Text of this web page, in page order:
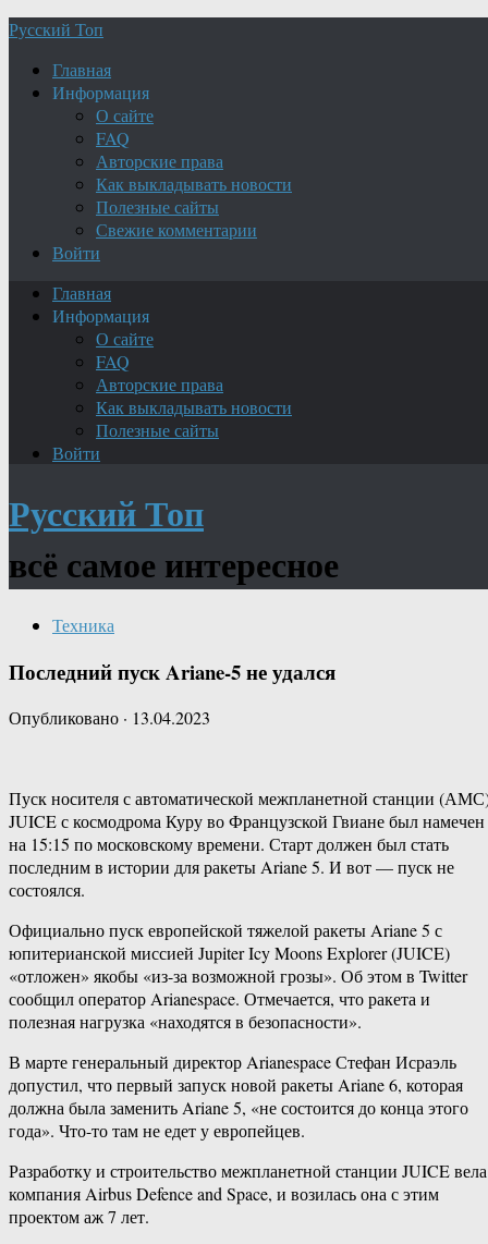
Русский Топ
Главная
Информация
О сайте
FAQ
Авторские права
Как выкладывать новости
Полезные сайты
Свежие комментарии
Войти
Главная
Информация
О сайте
FAQ
Авторские права
Как выкладывать новости
Полезные сайты
Войти
Русский Топ
всё самое интересное
Техника
Последний пуск Ariane-5 не удался
Опубликовано · 13.04.2023
Пуск носителя с автоматической межпланетной станции
JUICE с космодрома Куру во Французской Гвиане был намечен
на 15:15 по московскому времени. Старт должен был стать
последним в истории для ракеты Ariane 5. И вот — пуск не
состоялся.
Официально пуск европейской тяжелой ракеты Ariane 5 с
юпитерианской миссией Jupiter Icy Moons Explorer (JUICE)
«отложен» якобы «из-за возможной грозы». Об этом в Twitter
сообщил оператор Arianespace. Отмечается, что ракета и
полезная нагрузка «находятся в безопасности».
В марте генеральный директор Arianespace Стефан Исраэль
допустил, что первый запуск новой ракеты Ariane 6, которая
должна была заменить Ariane 5, «не состоится до конца этого
года». Что-то там не едет у европейцев.
Разработку и строительство межпланетной станции JUICE вела
компания Airbus Defence and Space, и возилась она с этим
проектом аж 7 лет.